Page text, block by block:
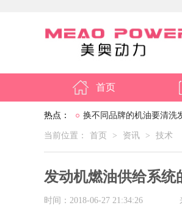
首页
热点： 换不同品牌的机油要清洗
当前位置： 首页 > 资讯 > 技术
发动机燃油供给系统
时间：2018-06-27 21:34:26